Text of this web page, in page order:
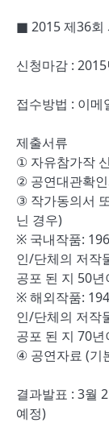
■ 2015 제36회
신청마감 :
접수방법 : 이
제출서류
① 자유참가작
② 공연대관확
③ 작가동의서
닌 경우)
※ 국내작품:
인/단체의 저작
공포 된 지 50
※ 해외작품:
인/단체의 저작
공포 된 지 70
④ 공연자료 (기
결과발표 : 3월
예정)